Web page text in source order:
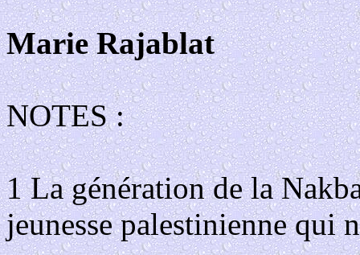
Marie Rajablat
NOTES :
1 La génération de la
jeunesse palestinienne qui